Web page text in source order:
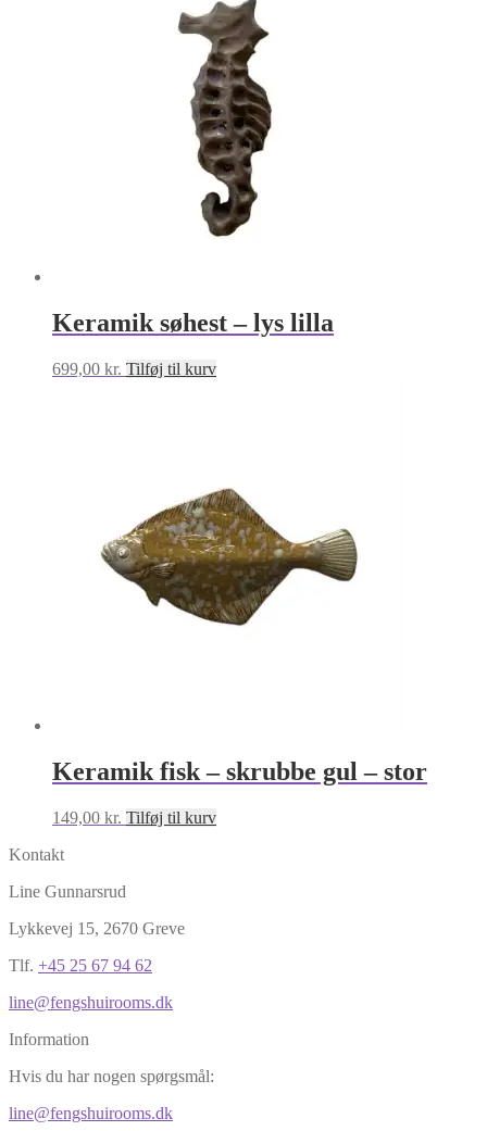
Mulighederne
kan
vælges
på
varesiden
Keramik søhest – lys lilla
699,00 kr. Tilføj til kurv
Keramik fisk – skrubbe gul – stor
149,00 kr. Tilføj til kurv
Kontakt
Line Gunnarsrud
Lykkevej 15, 2670 Greve
Tlf. +45 25 67 94 62
line@fengshuirooms.dk
Information
Hvis du har nogen spørgsmål:
line@fengshuirooms.dk